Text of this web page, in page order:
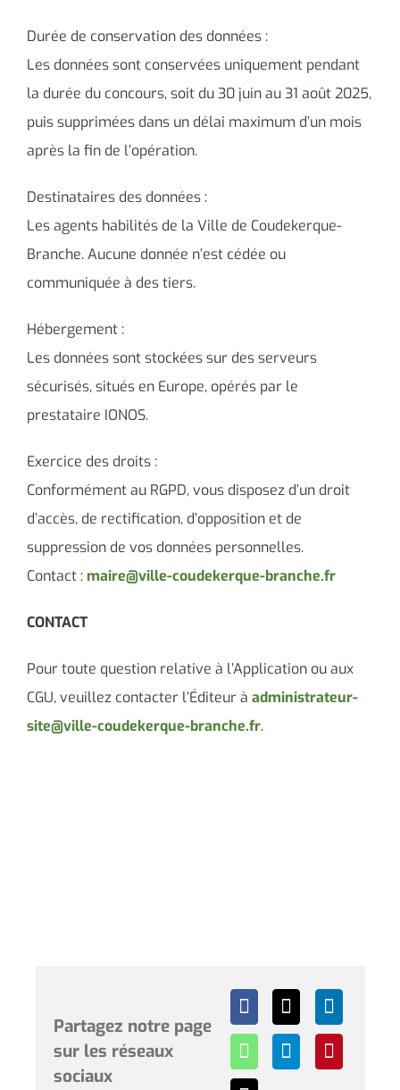
Durée de conservation des données :
Les données sont conservées uniquement pendant
la durée du concours, soit du 30 juin au 31 août 2025,
puis supprimées dans un délai maximum d’un mois
après la fin de l’opération.
Destinataires des données :
Les agents habilités de la Ville de Coudekerque-
Branche. Aucune donnée n’est cédée ou
communiquée à des tiers.
Hébergement :
Les données sont stockées sur des serveurs
sécurisés, situés en Europe, opérés par le
prestataire IONOS.
Exercice des droits :
Conformément au RGPD, vous disposez d’un droit
d’accès, de rectification, d’opposition et de
suppression de vos données personnelles.
Contact : maire@ville-coudekerque-branche.fr
CONTACT
Pour toute question relative à l’Application ou aux
CGU, veuillez contacter l’Éditeur à administrateur-
site@ville-coudekerque-branche.fr.
Partagez notre page
sur les réseaux
sociaux